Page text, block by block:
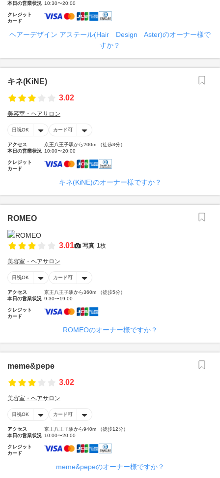
本日の営業状況 10:30〜20:00
クレジット
カード
ヘアーデザイン アステール(Hair Design Aster)のオーナー様で
すか？
キネ(KiNE)
3.02
美容室・ヘアサロン
日祝OK カード可
アクセス
京王八王子駅から200m （徒歩3分）
本日の営業状況 10:00〜20:00
クレジット
カード
キネ(KiNE)のオーナー様ですか？
ROMEO
3.01 写真 1枚
美容室・ヘアサロン
日祝OK カード可
アクセス
京王八王子駅から360m （徒歩5分）
本日の営業状況 9:30〜19:00
クレジット
カード
ROMEOのオーナー様ですか？
meme&pepe
3.02
美容室・ヘアサロン
日祝OK カード可
アクセス
京王八王子駅から940m （徒歩12分）
本日の営業状況 10:00〜20:00
クレジット
カード
meme&pepeのオーナー様ですか？